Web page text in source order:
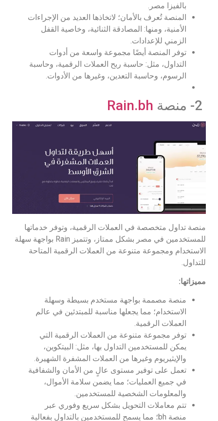
بالفيزا مصر.
المنصة تُعرف بالأمان؛ لاتخاذها العديد من الإجراءات
الأمنية، ومنها: المصادقة الثنائية، وخاصية القفل
الزمني للإعدادات.
توفر المنصة أيضًا مجموعة واسعة من أدوات
التداول، مثل: حاسبة ربح العملات الرقمية، وحاسبة
الرسوم، وحاسبة التعدين، وغيرها من الأدوات.
Rain.bh
منصة تداول متخصصة في العملات الرقمية، وتوفر خدماتها
للمستخدمين في مصر بشكل ممتاز، وتتميز Rain بواجهة سهلة
الاستخدام ومجموعة متنوعة من العملات الرقمية المتاحة
للتداول.
مميزاتها:
منصة مصممة بواجهة مستخدم بسيطة وسهلة
الاستخدام؛ مما يجعلها مناسبة للمبتدئين في عالم
العملات الرقمية.
توفر مجموعة متنوعة من العملات الرقمية التي
يمكن للمستخدمين التداول بها، مثل: البيتكوين،
والإيثيريوم وغيرها من العملات المشفرة الشهيرة.
تعمل على توفير مستوى عالٍ من الأمان والشفافية
في جميع العمليات؛ مما يضمن سلامة الأموال،
والمعلومات الشخصية للمستخدمين.
تتم معاملات التحويل بشكل سريع وفوري عبر
منصة bh؛ مما يسمح للمستخدمين بالتداول بفعالية